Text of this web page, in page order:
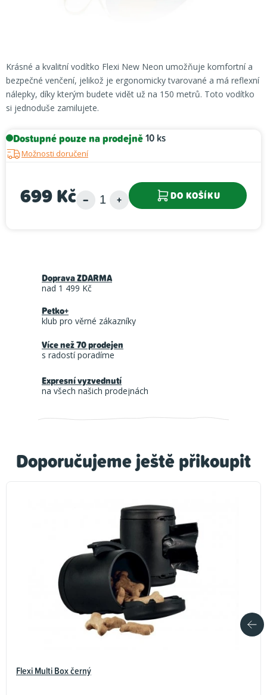
Krásné a kvalitní vodítko Flexi New Neon umožňuje komfortní a
bezpečné venčení, jelikož je ergonomicky tvarované a má reflexní
nálepky, díky kterým budete vidět už na 150 metrů. Toto vodítko
si jednoduše zamilujete.
Dostupné pouze na prodejně10 ks
Možnosti doručení
699 Kč DO KOŠÍKU
Doporučujeme ještě přikoupit
Flexi Multi Box černý
Doprava ZDARMA
nad 1 499 Kč
Petko+
klub pro věrné zákazníky
Více než 70 prodejen
s radostí poradíme
Expresní vyzvednutí
na všech našich prodejnách